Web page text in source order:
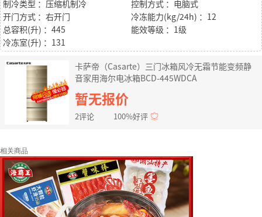
制冷类型 ：压缩机制冷
控制方式 ：电脑式
开门方式 ：右开门
冷冻能力(kg/24h) ：12
总容积(升) ：445
能效等级 ：1级
冷冻室(升) ：131
卡萨帝（Casarte）三门冰箱风冷无霜节能变频静
音家用海尔电冰箱BCD-445WDCA
暂无报价
2评论 100%好评
相关商品